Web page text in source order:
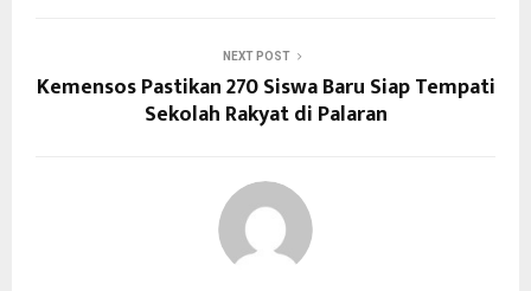
NEXT POST
Kemensos Pastikan 270 Siswa Baru Siap Tempati
Sekolah Rakyat di Palaran